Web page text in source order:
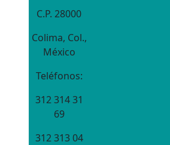
C.P. 28000
Colima, Col.,
México
Teléfonos:
312 314 31
69
312 313 04